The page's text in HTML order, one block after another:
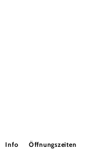
Info Öffnungszeiten